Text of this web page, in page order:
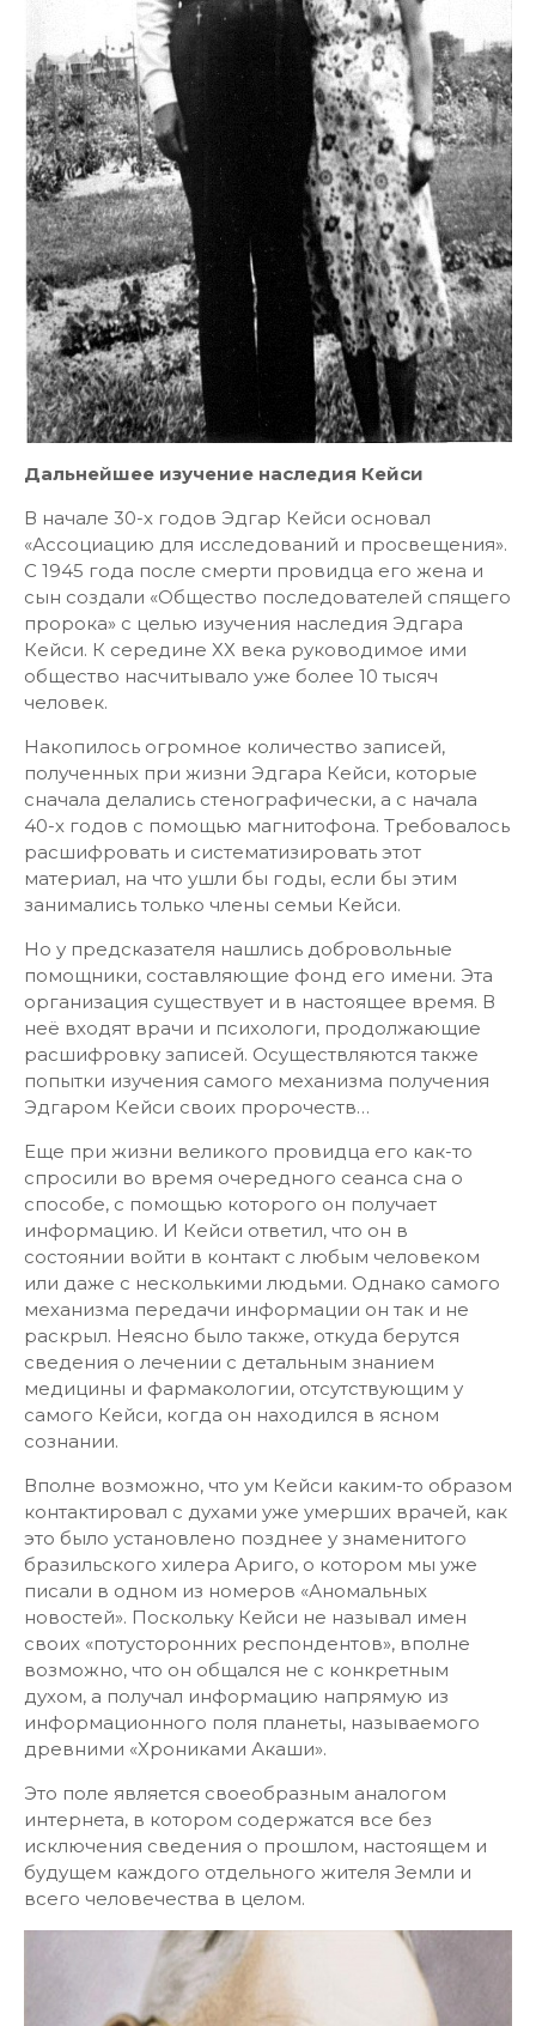
Дальнейшее изучение наследия Кейси
В начале 30-х годов Эдгар Кейси основал
«Ассоциацию для исследований и просвещения».
С 1945 года после смерти провидца его жена и
сын создали «Общество последователей спящего
пророка» с целью изучения наследия Эдгара
Кейси. К середине ХХ века руководимое ими
общество насчитывало уже более 10 тысяч
человек.
Накопилось огромное количество записей,
полученных при жизни Эдгара Кейси, которые
сначала делались стенографически, а с начала
40-х годов с помощью магнитофона. Требовалось
расшифровать и систематизировать этот
материал, на что ушли бы годы, если бы этим
занимались только члены семьи Кейси.
Но у предсказателя нашлись добровольные
помощники, составляющие фонд его имени. Эта
организация существует и в настоящее время. В
неё входят врачи и психологи, продолжающие
расшифровку записей. Осуществляются также
попытки изучения самого механизма получения
Эдгаром Кейси своих пророчеств…
Еще при жизни великого провидца его как-то
спросили во время очередного сеанса сна о
способе, с помощью которого он получает
информацию. И Кейси ответил, что он в
состоянии войти в контакт с любым человеком
или даже с несколькими людьми. Однако самого
механизма передачи информации он так и не
раскрыл. Неясно было также, откуда берутся
сведения о лечении с детальным знанием
медицины и фармакологии, отсутствующим у
самого Кейси, когда он находился в ясном
сознании.
Вполне возможно, что ум Кейси каким-то образом
контактировал с духами уже умерших врачей, как
это было установлено позднее у знаменитого
бразильского хилера Ариго, о котором мы уже
писали в одном из номеров «Аномальных
новостей». Поскольку Кейси не называл имен
своих «потусторонних респондентов», вполне
возможно, что он общался не с конкретным
духом, а получал информацию напрямую из
информационного поля планеты, называемого
древними «Хрониками Акаши».
Это поле является своеобразным аналогом
интернета, в котором содержатся все без
исключения сведения о прошлом, настоящем и
будущем каждого отдельного жителя Земли и
всего человечества в целом.